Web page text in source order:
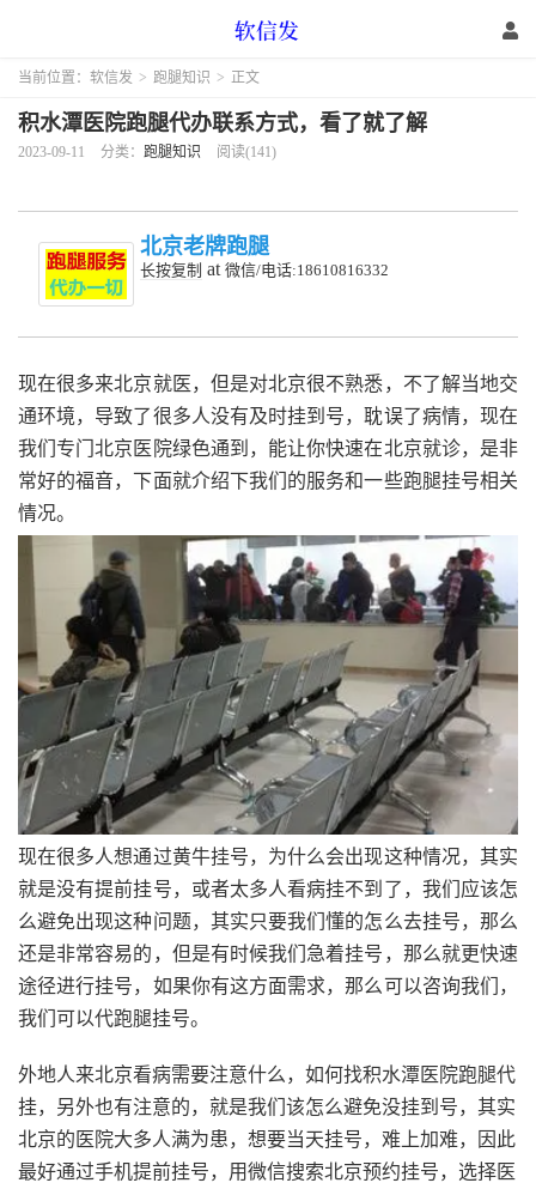
当前位置： 软信发 > 跑腿知识 > 正文
积水潭医院跑腿代办联系方式，看了就了解
2023-09-11 分类： 跑腿知识 阅读(141)
北京老牌跑腿
长按复制 at 微信/电话:18610816332
现在很多来北京就医，但是对北京很不熟悉，不了解当地交
通环境，导致了很多人没有及时挂到号，耽误了病情，现在
我们专门北京医院绿色通到，能让你快速在北京就诊，是非
常好的福音，下面就介绍下我们的服务和一些跑腿挂号相关
情况。
现在很多人想通过黄牛挂号，为什么会出现这种情况，其实
就是没有提前挂号，或者太多人看病挂不到了，我们应该怎
么避免出现这种问题，其实只要我们懂的怎么去挂号，那么
还是非常容易的，但是有时候我们急着挂号，那么就更快速
途径进行挂号，如果你有这方面需求，那么可以咨询我们，
我们可以代跑腿挂号。
外地人来北京看病需要注意什么，如何找积水潭医院跑腿代
挂，另外也有注意的，就是我们该怎么避免没挂到号，其实
北京的医院大多人满为患，想要当天挂号，难上加难，因此
最好通过手机提前挂号，用微信搜索北京预约挂号，选择医